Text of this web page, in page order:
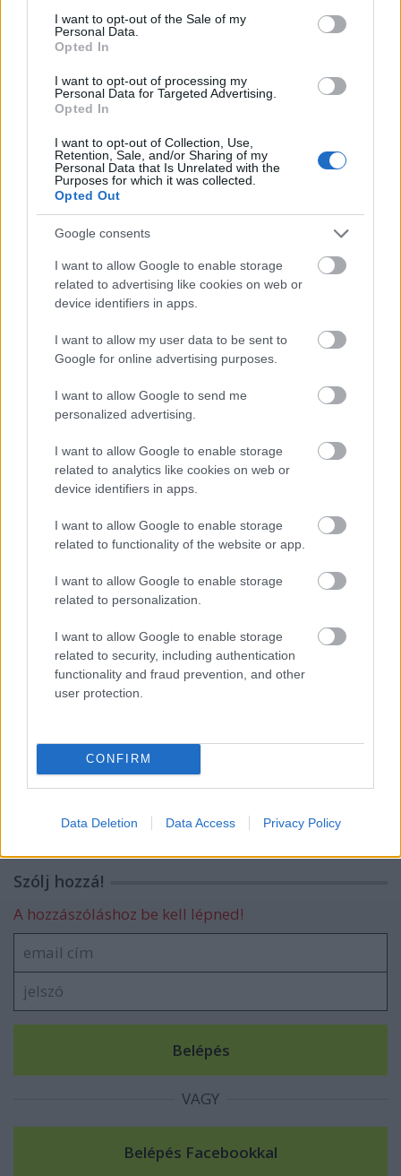
consent section.
I want to opt-out of the Sale of my
Personal Data.
Opted In
I want to opt-out of processing my
Personal Data for Targeted Advertising.
Opted In
I want to opt-out of Collection, Use,
Retention, Sale, and/or Sharing of my
Personal Data that Is Unrelated with the
Purposes for which it was collected.
Opted Out
Google consents
I want to allow Google to enable storage
related to advertising like cookies on web or
device identifiers in apps.
I want to allow my user data to be sent to
Google for online advertising purposes.
I want to allow Google to send me
personalized advertising.
I want to allow Google to enable storage
related to analytics like cookies on web or
device identifiers in apps.
I want to allow Google to enable storage
related to functionality of the website or app.
I want to allow Google to enable storage
related to personalization.
I want to allow Google to enable storage
related to security, including authentication
functionality and fraud prevention, and other
user protection.
CONFIRM
Data Deletion Data Access Privacy Policy
bizonyítványaidat, referencia leveleid
(amennyiben rendelkezel vele).
http://dunarapszodia.hu/munkaero-
kozvetites/tajekoztato-eloadas
http://dunarapszodia.hu/friss-poziciok
Radnóti Csaba
Címkék:hajó bűvész bűvészet munkalehetőség
39 éve halt meg Rodolfo - Molnár Gergely
A hét idézete: Rodolfo
5 dolog, amit nem tudtál Rodolforól - 114
éve született Rodolfo
Kinek érdemes indulni a Csillag
születikben?
Szólj hozzá!
A hozzászóláshoz be kell lépned!
VAGY